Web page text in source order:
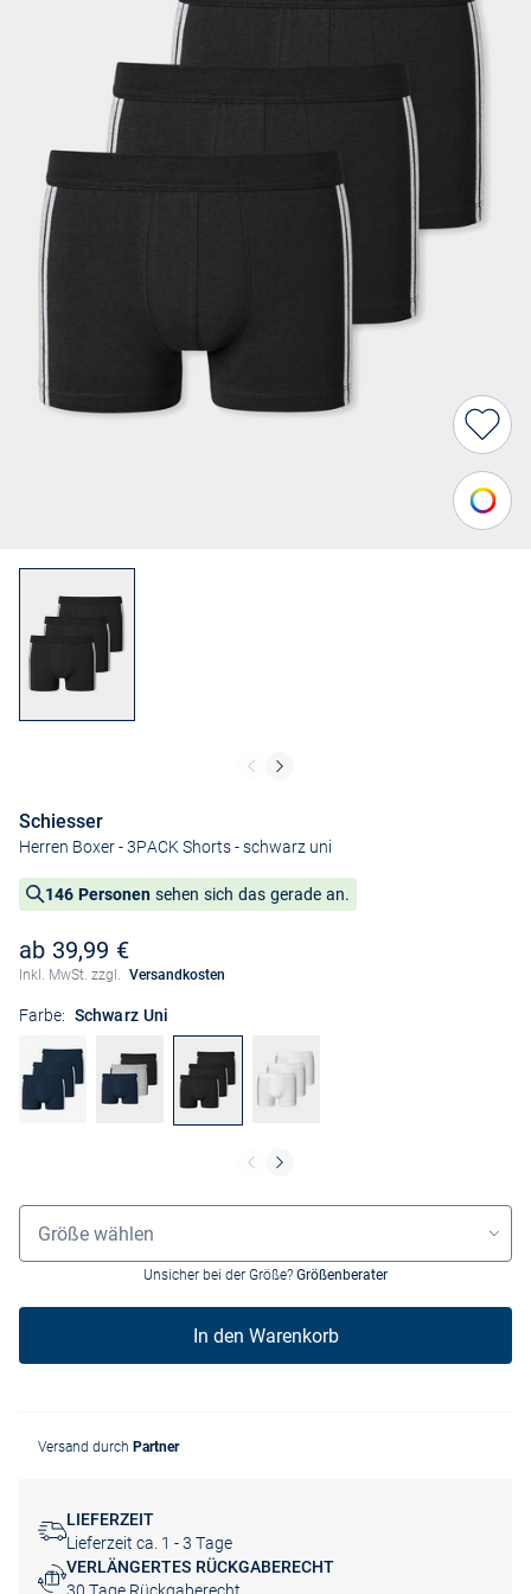
Schiesser
Herren Boxer - 3PACK Shorts- schwarz uni
146 Personen sehen sich das gerade an.
ab 39,99 €
Inkl. MwSt. zzgl. Versandkosten
Farbe: Schwarz Uni
Größenauswahl
Größe wählen
Unsicher bei der Größe? Größenberater
In den Warenkorb
Versand durch Partner
LIEFERZEIT
Lieferzeit ca. 1 - 3 Tage
VERLÄNGERTES RÜCKGABERECHT